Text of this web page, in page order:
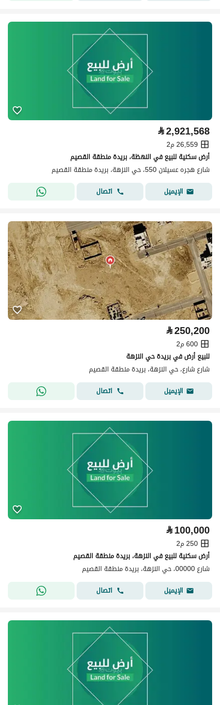
⃁2,921,568
26,559 م2
أرض سكنية للبيع في النهظة، بريدة منطقة القصيم
شارع هجره عسيلان 550، حي النزهة، بريدة منطقة القصيم
الإيميل
اتصال
⃁250,200
600 م2
للبيع أرض في بريدة حي النزهة
شارع شارع، حي النزهة، بريدة منطقة القصيم
الإيميل
اتصال
⃁100,000
250 م2
أرض سكنية للبيع في النزهة، بريدة منطقة القصيم
شارع 00000، حي النزهة، بريدة منطقة القصيم
الإيميل
اتصال